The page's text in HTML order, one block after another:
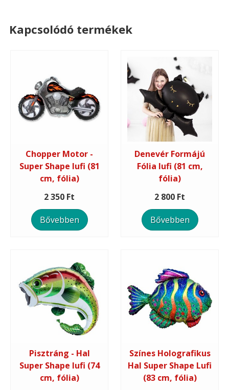
Kapcsolódó termékek
Chopper Motor -
Super Shape lufi (81
cm, fólia)
2 350 Ft
Bővebben
Denevér Formájú
Fólia lufi (81 cm,
fólia)
2 800 Ft
Bővebben
Pisztráng - Hal
Super Shape lufi (74
cm, fólia)
Színes Holografikus
Hal Super Shape Lufi
(83 cm, fólia)